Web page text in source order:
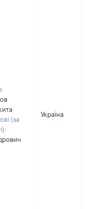
(за
Україна